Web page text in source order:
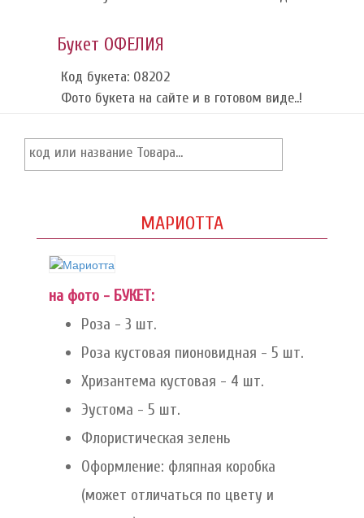
Букет ОФЕЛИЯ
Код букета: 08202
Фото букета на сайте и в готовом виде..!
МАРИОТТА
на фото - БУКЕТ:
Роза - 3 шт.
Роза кустовая пионовидная - 5 шт.
Хризантема кустовая - 4 шт.
Эустома - 5 шт.
Флористическая зелень
Оформление: фляпная коробка
(может отличаться по цвету и